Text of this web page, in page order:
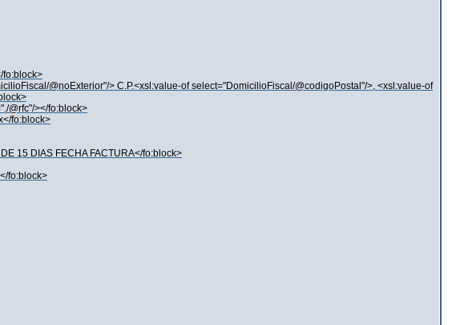
fo:block>
@noExterior"/> C.P.<xsl:value-of select="DomicilioFiscal/@codigoPostal"/>, <xsl:value-of
@rfc"/></fo:block>
fo:block>
15 DIAS FECHA FACTURA</fo:block>
fo:block>